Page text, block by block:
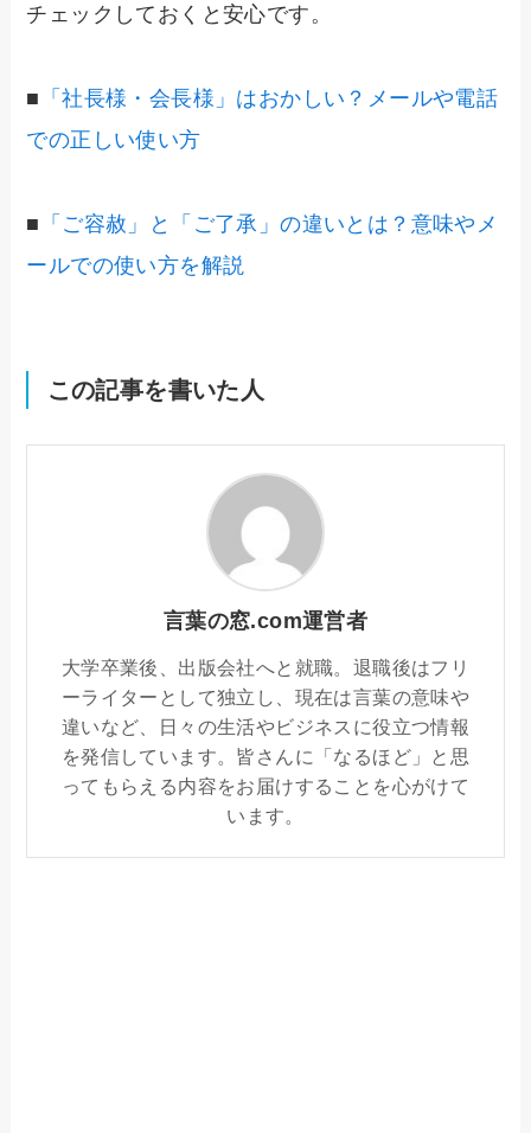
チェックしておくと安心です。
■ 「社長様・会長様」はおかしい？メールや電話
での正しい使い方
■ 「ご容赦」と「ご了承」の違いとは？意味やメ
ールでの使い方を解説
この記事を書いた人
言葉の窓.com運営者
大学卒業後、出版会社へと就職。退職後はフリ
ーライターとして独立し、現在は言葉の意味や
違いなど、日々の生活やビジネスに役立つ情報
を発信しています。皆さんに「なるほど」と思
ってもらえる内容をお届けすることを心がけて
います。